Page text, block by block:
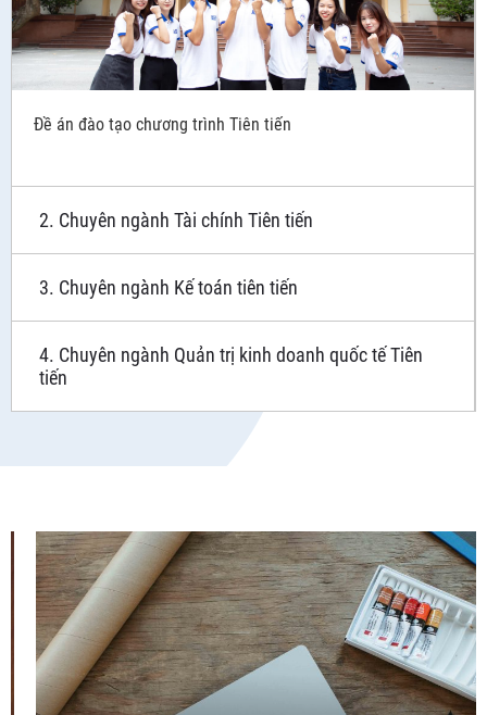
Đề án đào tạo chương trình Tiên tiến
2. Chuyên ngành Tài chính Tiên tiến
3. Chuyên ngành Kế toán tiên tiến
4. Chuyên ngành Quản trị kinh doanh quốc tế Tiên
tiến